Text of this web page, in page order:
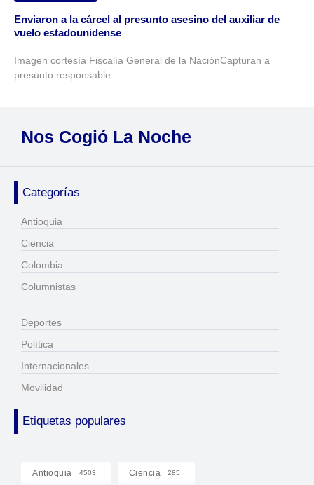
Enviaron a la cárcel al presunto asesino del auxiliar de
vuelo estadounidense
Imagen cortesía Fiscalía General de la NaciónCapturan a
presunto responsable
Nos Cogió La Noche
Categorías
Antioquia
Ciencia
Colombia
Columnistas
Deportes
Política
Internacionales
Movilidad
Etiquetas populares
Antioquia 4503 Ciencia 285